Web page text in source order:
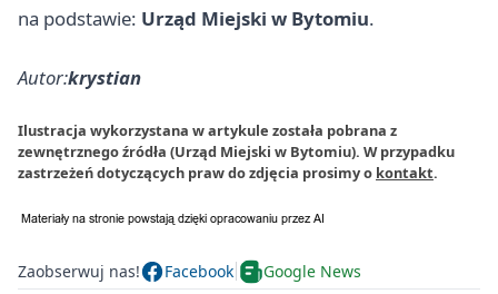
na podstawie: Urząd Miejski w Bytomiu.
Autor:krystian
Ilustracja wykorzystana w artykule została pobrana z
zewnętrznego źródła (Urząd Miejski w Bytomiu). W przypadku
zastrzeżeń dotyczących praw do zdjęcia prosimy o kontakt.
Zaobserwuj nas! Facebook Google News